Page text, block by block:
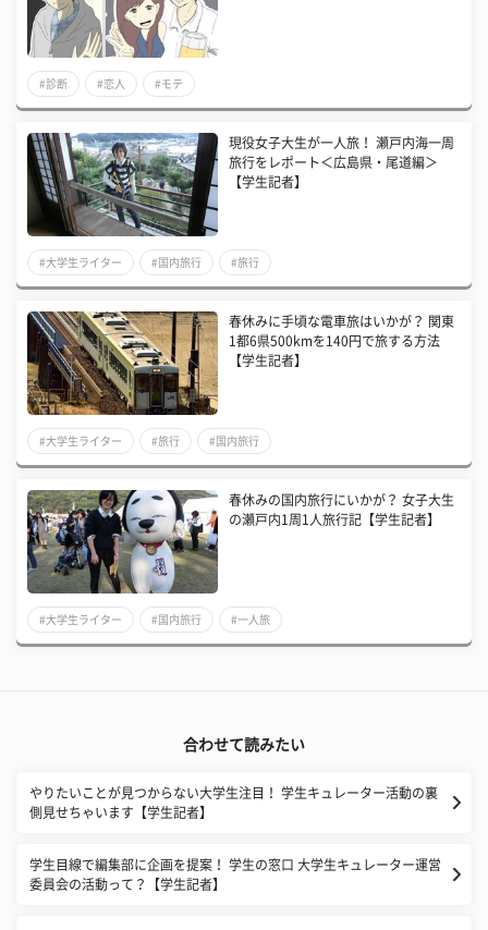
#診断 #恋人 #モテ
現役女子大生が一人旅！ 瀬戸内海一周
旅行をレポート＜広島県・尾道編＞
【学生記者】
#大学生ライター #国内旅行 #旅行
春休みに手頃な電車旅はいかが？ 関東
1都6県500kmを140円で旅する方法
【学生記者】
#大学生ライター #旅行 #国内旅行
春休みの国内旅行にいかが？ 女子大生
の瀬戸内1周1人旅行記【学生記者】
#大学生ライター #国内旅行 #一人旅
合わせて読みたい
やりたいことが見つからない大学生注目！ 学生キュレーター活動の裏
側見せちゃいます【学生記者】
学生目線で編集部に企画を提案！ 学生の窓口 大学生キュレーター運営
委員会の活動って？【学生記者】